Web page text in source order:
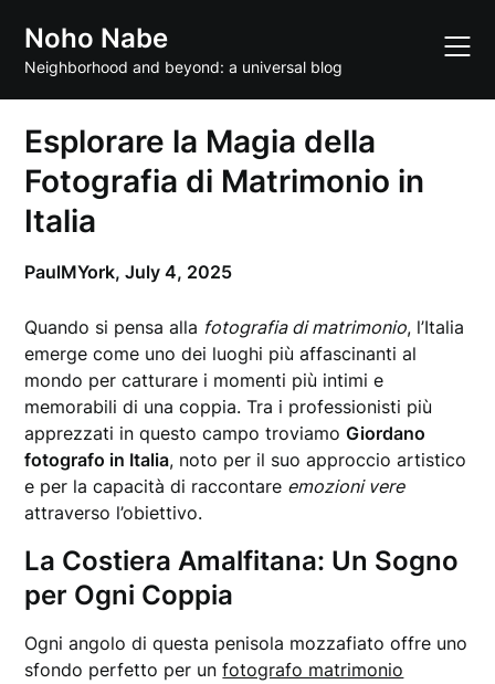
content
Noho Nabe
Neighborhood and beyond: a universal blog
Esplorare la Magia della
Fotografia di Matrimonio in
Italia
PaulMYork,July 4, 2025
Quando si pensa alla fotografia di matrimonio, l’Italia
emerge come uno dei luoghi più affascinanti al
mondo per catturare i momenti più intimi e
memorabili di una coppia. Tra i professionisti più
apprezzati in questo campo troviamoGiordano
fotografo in Italia, noto per il suo approccio artistico
e per la capacità di raccontare emozioni vere
attraverso l’obiettivo.
La Costiera Amalfitana: Un Sogno
per Ogni Coppia
Ogni angolo di questa penisola mozzafiato offre uno
sfondo perfetto per unfotografo matrimonio